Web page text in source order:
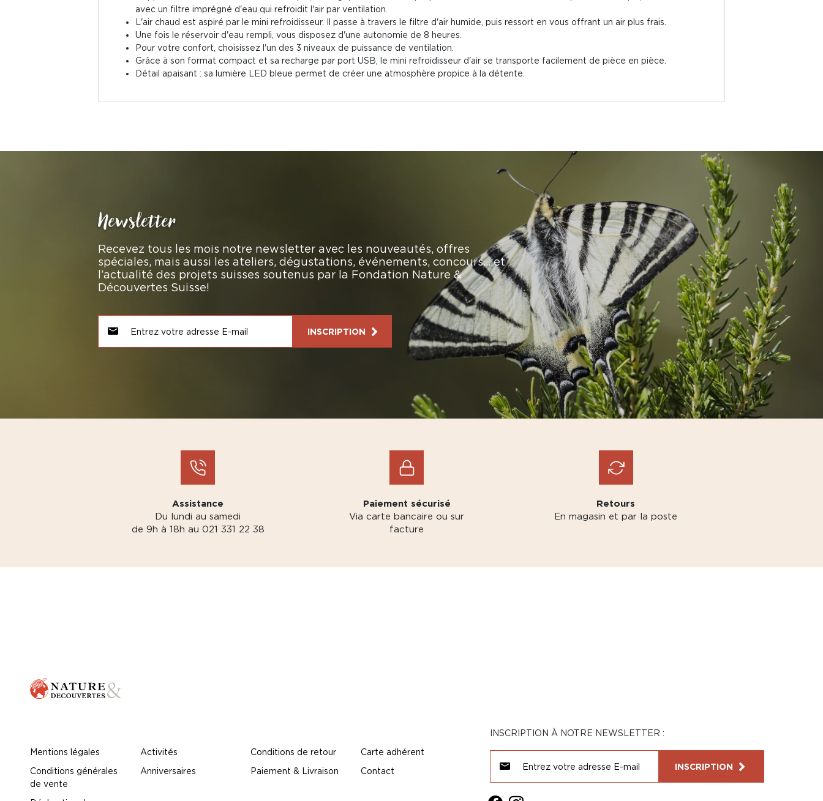
avec un filtre imprégné d'eau qui refroidit l'air par ventilation.
L'air chaud est aspiré par le mini refroidisseur. Il passe à travers le filtre d'air humide, puis ressort en vous offrant un air plus frais.
Une fois le réservoir d'eau rempli, vous disposez d'une autonomie de 8 heures.
Pour votre confort, choisissez l'un des 3 niveaux de puissance de ventilation.
Grâce à son format compact et sa recharge par port USB, le mini refroidisseur d'air se transporte facilement de pièce en pièce.
Détail apaisant : sa lumière LED bleue permet de créer une atmosphère propice à la détente.
Newsletter
Recevez tous les mois notre newsletter avec les nouveautés, offres
spéciales, mais aussi les ateliers, dégustations, événements, concours… et
l’actualité des projets suisses soutenus par la Fondation Nature &
Découvertes Suisse!
INSCRIPTION
Assistance
Du lundi au samedi
de 9h à 18h au 021 331 22 38
Paiement sécurisé
Via carte bancaire ou sur
facture
Retours
En magasin et par la poste
Mentions légales
Conditions générales
de vente
Activités
Anniversaires
Conditions de retour
Paiement & Livraison
Carte adhérent
Contact
INSCRIPTION À NOTRE NEWSLETTER :
INSCRIPTION